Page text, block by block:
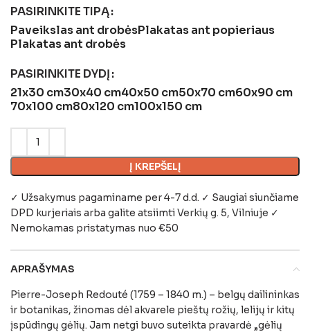
PASIRINKITE TIPĄ
Paveikslas ant drobėsPlakatas ant popieriaus
Plakatas ant drobės
PASIRINKITE DYDĮ
21x30 cm30x40 cm40x50 cm50x70 cm60x90 cm
70x100 cm80x120 cm100x150 cm
Į KREPŠELĮ
✓ Užsakymus pagaminame per 4-7 d.d. ✓ Saugiai siunčiame
DPD kurjeriais arba galite atsiimtiVerkių g. 5, Vilniuje ✓
Nemokamas pristatymas nuo €50
APRAŠYMAS
Pierre-Joseph Redouté (1759 – 1840 m.) – belgų dailininkas
ir botanikas, žinomas dėl akvarele pieštų rožių, lelijų ir kitų
įspūdingų gėlių. Jam netgi buvo suteikta pravardė „gėlių